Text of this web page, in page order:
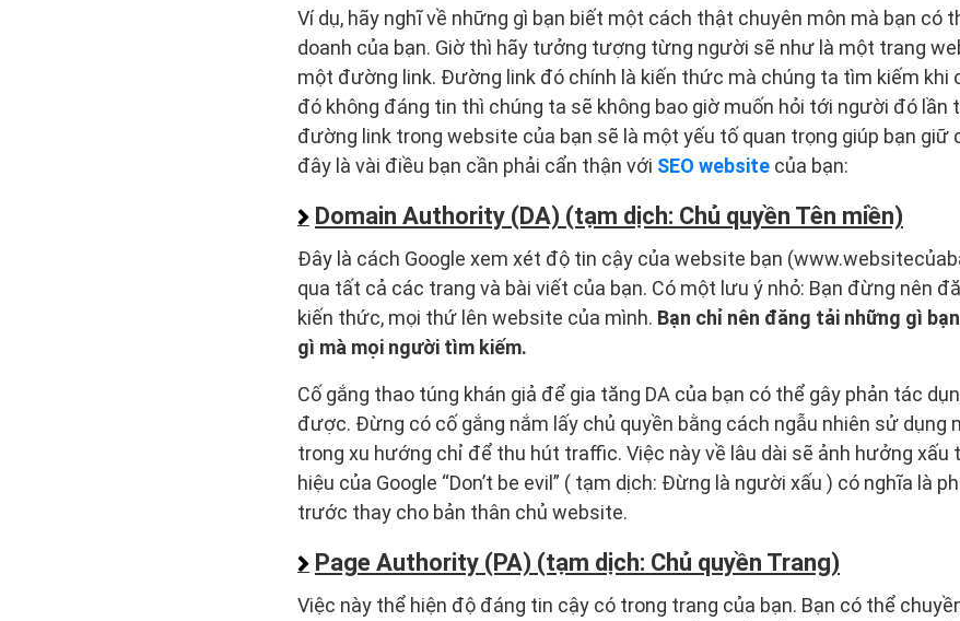
Ví dụ, hãy nghĩ về những gì bạn biết một cách thật chuyên môn mà bạn có
doanh của bạn. Giờ thì hãy tưởng tượng từng người sẽ như là một trang
một đường link. Đường link đó chính là kiến thức mà chúng ta tìm kiếm khi
đó không đáng tin thì chúng ta sẽ không bao giờ muốn hỏi tới người đó lần
đường link trong website của bạn sẽ là một yếu tố quan trọng giúp bạn giữ
đây là vài điều bạn cần phải cẩn thận với SEO website của bạn:
Domain Authority (DA) (tạm dịch: Chủ quyền Tên miền)
Đây là cách Google xem xét độ tin cậy của website bạn
qua tất cả các trang và bài viết của bạn. Có một lưu ý nhỏ: Bạn đừng nên
kiến thức, mọi thứ lên website của mình. Bạn chỉ nên đăng tải những gì
gì mà mọi người tìm kiếm.
Cố gắng thao túng khán giả để gia tăng DA của bạn có thể gây phản tác
được. Đừng có cố gắng nắm lấy chủ quyền bằng cách ngẫu nhiên sử
trong xu hướng chỉ để thu hút traffic. Việc này về lâu dài sẽ ảnh hưởng xấu
hiệu của Google “Don’t be evil” ( tạm dịch: Đừng là người xấu ) có nghĩa là
trước thay cho bản thân chủ website.
Page Authority (PA) (tạm dịch: Chủ quyền Trang)
Việc này thể hiện độ đáng tin cậy có trong trang của bạn. Bạn có thể